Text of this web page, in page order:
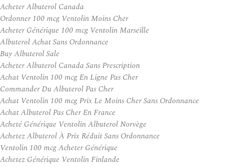
Acheter Albuterol Canada
Ordonner 100 mcg Ventolin Moins Cher
Acheter Générique 100 mcg Ventolin Marseille
Albuterol Achat Sans Ordonnance
Buy Albuterol Sale
Acheter Albuterol Canada Sans Prescription
Achat Ventolin 100 mcg En Ligne Pas Cher
Commander Du Albuterol Pas Cher
Achat Ventolin 100 mcg Prix Le Moins Cher Sans Ordonnance
Achat Albuterol Pas Cher En France
Acheté Générique Ventolin Albuterol Norvège
Achetez Albuterol À Prix Réduit Sans Ordonnance
Ventolin 100 mcg Acheter Générique
Achetez Générique Ventolin Finlande